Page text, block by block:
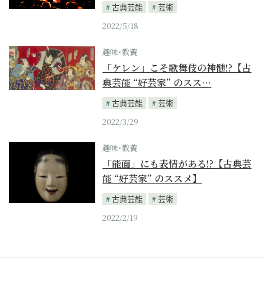
古典芸能
芸術
2022/5/18
趣味･教養
「ケレン」こそ歌舞伎の神髄!?【古
典芸能 “好芸家” のスス…
古典芸能
芸術
2022/3/29
趣味･教養
「能面」にも表情がある!?【古典芸
能 “好芸家” のススメ】
古典芸能
芸術
2022/2/19